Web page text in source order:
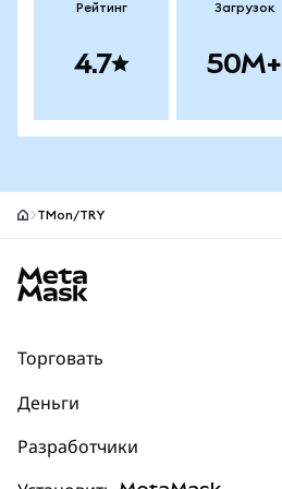
Рейтинг
4.7
Загрузок
50M+
TMon/TRY
Торговать
Прогнозы
Деньги
Разработчики